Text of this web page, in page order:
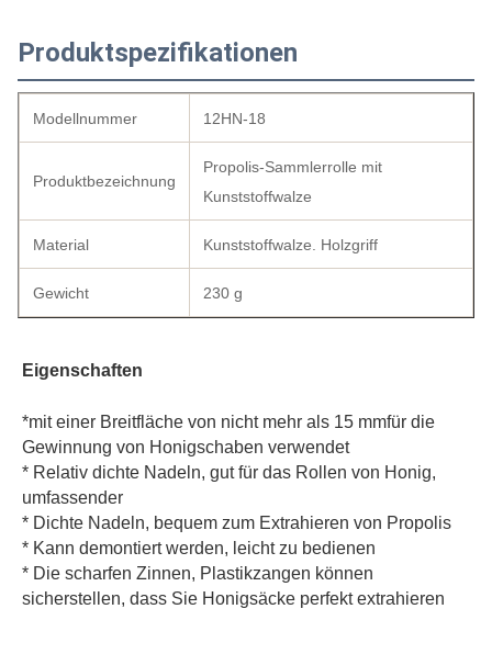
Produktspezifikationen
Modellnummer 12HN-18
Produktbezeichnung
Propolis-Sammlerrolle mit
Kunststoffwalze
Material Kunststoffwalze. Holzgriff
Gewicht 230 g
Eigenschaften
*mit einer Breitfläche von nicht mehr als 15 mmfür die
Gewinnung von Honigschaben verwendet
* Relativ dichte Nadeln, gut für das Rollen von Honig,
umfassender
* Dichte Nadeln, bequem zum Extrahieren von Propolis
* Kann demontiert werden, leicht zu bedienen
* Die scharfen Zinnen, Plastikzangen können
sicherstellen, dass Sie Honigsäcke perfekt extrahieren